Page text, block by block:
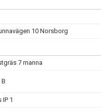
10 Norsborg
7 manna
1